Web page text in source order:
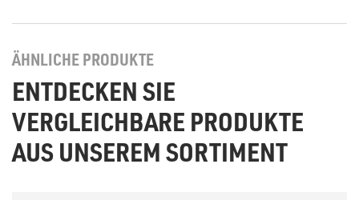
ÄHNLICHE PRODUKTE
ENTDECKEN SIE
VERGLEICHBARE PRODUKTE
AUS UNSEREM SORTIMENT